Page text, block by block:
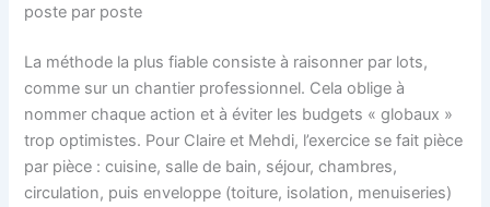
poste par poste
La méthode la plus fiable consiste à raisonner par lots,
comme sur un chantier professionnel. Cela oblige à
nommer chaque action et à éviter les budgets « globaux »
trop optimistes. Pour Claire et Mehdi, l’exercice se fait pièce
par pièce : cuisine, salle de bain, séjour, chambres,
circulation, puis enveloppe (toiture, isolation, menuiseries)